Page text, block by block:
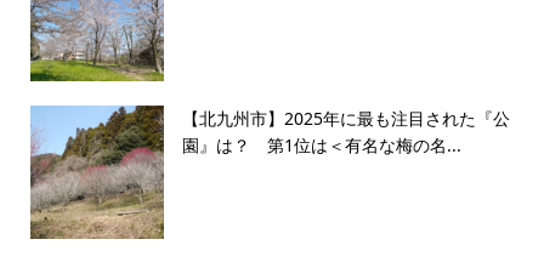
【北九州市】2025年に最も注目された『公
園』は？ 第1位は＜有名な梅の名...